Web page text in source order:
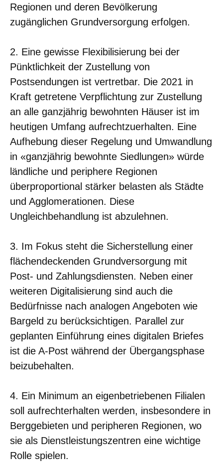
Regionen und deren Bevölkerung
zugänglichen Grundversorgung erfolgen.
2. Eine gewisse Flexibilisierung bei der
Pünktlichkeit der Zustellung von
Postsendungen ist vertretbar. Die 2021 in
Kraft getretene Verpflichtung zur Zustellung
an alle ganzjährig bewohnten Häuser ist im
heutigen Umfang aufrechtzuerhalten. Eine
Aufhebung dieser Regelung und Umwandlung
in «ganzjährig bewohnte Siedlungen» würde
ländliche und periphere Regionen
überproportional stärker belasten als Städte
und Agglomerationen. Diese
Ungleichbehandlung ist abzulehnen.
3. Im Fokus steht die Sicherstellung einer
flächendeckenden Grundversorgung mit
Post- und Zahlungsdiensten. Neben einer
weiteren Digitalisierung sind auch die
Bedürfnisse nach analogen Angeboten wie
Bargeld zu berücksichtigen. Parallel zur
geplanten Einführung eines digitalen Briefes
ist die A-Post während der Übergangsphase
beizubehalten.
4. Ein Minimum an eigenbetriebenen Filialen
soll aufrechterhalten werden, insbesondere in
Berggebieten und peripheren Regionen, wo
sie als Dienstleistungszentren eine wichtige
Rolle spielen.